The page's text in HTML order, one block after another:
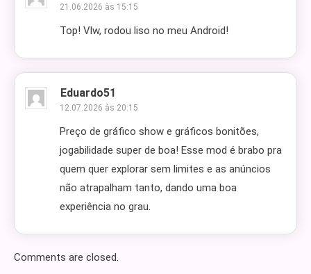
21.06.2026 às 15:15
Top! Vlw, rodou liso no meu Android!
Eduardo51
12.07.2026 às 20:15
Preço de gráfico show e gráficos bonitões,
jogabilidade super de boa! Esse mod é brabo pra
quem quer explorar sem limites e as anúncios
não atrapalham tanto, dando uma boa
experiência no grau.
Comments are closed.